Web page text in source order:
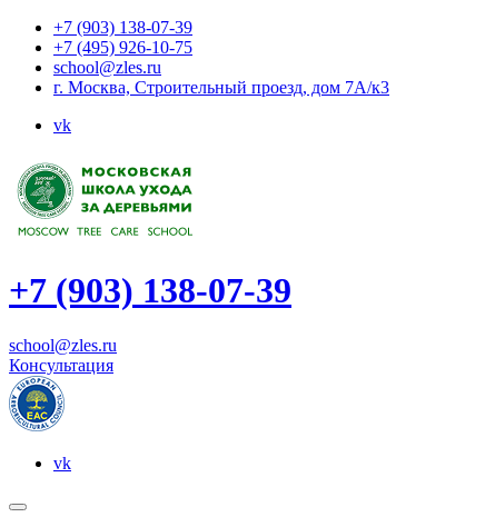
+7 (903) 138-07-39
+7 (495) 926-10-75
school@zles.ru
г. Москва, Строительный проезд, дом 7А/к3
vk
+7 (903) 138-07-39
school@zles.ru
Консультация
vk